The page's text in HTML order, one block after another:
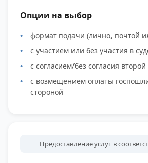
Опции на выбор
формат подачи (лично, почтой
с участием или без участия в
с согласием/без согласия
с возмещением оплаты
стороной
Предоставление услуг в